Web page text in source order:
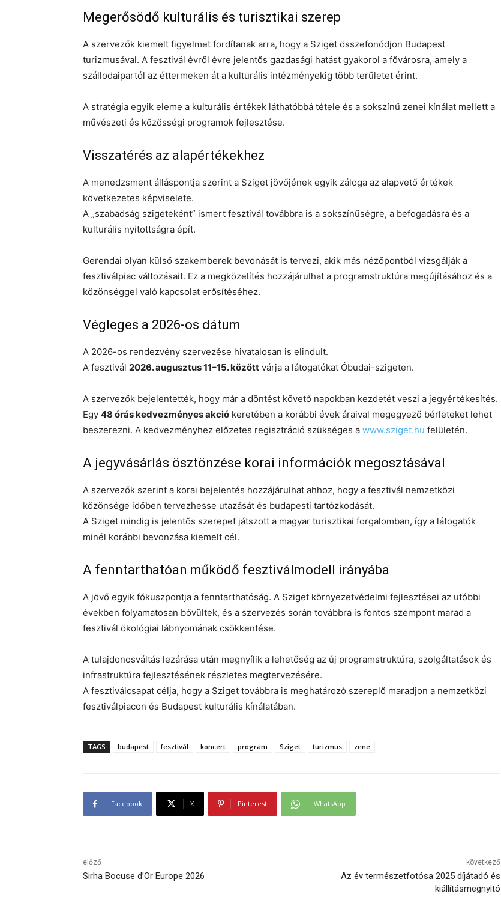
Megerősödő kulturális és turisztikai szerep
A szervezők kiemelt figyelmet fordítanak arra, hogy a Sziget összefonódjon Budapest
turizmusával. A fesztivál évről évre jelentős gazdasági hatást gyakorol a fővárosra, amely a
szállodaipartól az éttermeken át a kulturális intézményekig több területet érint.
A stratégia egyik eleme a kulturális értékek láthatóbbá tétele és a sokszínű zenei kínálat mellett a
művészeti és közösségi programok fejlesztése.
Visszatérés az alapértékekhez
A menedzsment álláspontja szerint a Sziget jövőjének egyik záloga az alapvető értékek
következetes képviselete.
A „szabadság szigeteként” ismert fesztivál továbbra is a sokszínűségre, a befogadásra és a
kulturális nyitottságra épít.
Gerendai olyan külső szakemberek bevonását is tervezi, akik más nézőpontból vizsgálják a
fesztiválpiac változásait. Ez a megközelítés hozzájárulhat a programstruktúra megújításához és a
közönséggel való kapcsolat erősítéséhez.
Végleges a 2026-os dátum
A 2026-os rendezvény szervezése hivatalosan is elindult.
A fesztivál 2026. augusztus 11–15. között várja a látogatókat Óbudai-szigeten.
A szervezők bejelentették, hogy már a döntést követő napokban kezdetét veszi a jegyértékesítés.
Egy 48 órás kedvezményes akció keretében a korábbi évek áraival megegyező bérleteket lehet
beszerezni. A kedvezményhez előzetes regisztráció szükséges a www.sziget.hu felületén.
A jegyvásárlás ösztönzése korai információk megosztásával
A szervezők szerint a korai bejelentés hozzájárulhat ahhoz, hogy a fesztivál nemzetközi
közönsége időben tervezhesse utazását és budapesti tartózkodását.
A Sziget mindig is jelentős szerepet játszott a magyar turisztikai forgalomban, így a látogatók
minél korábbi bevonzása kiemelt cél.
A fenntarthatóan működő fesztiválmodell irányába
A jövő egyik fókuszpontja a fenntarthatóság. A Sziget környezetvédelmi fejlesztései az utóbbi
években folyamatosan bővültek, és a szervezés során továbbra is fontos szempont marad a
fesztivál ökológiai lábnyomának csökkentése.
A tulajdonosváltás lezárása után megnyílik a lehetőség az új programstruktúra, szolgáltatások és
infrastruktúra fejlesztésének részletes megtervezésére.
A fesztiválcsapat célja, hogy a Sziget továbbra is meghatározó szereplő maradjon a nemzetközi
fesztiválpiacon és Budapest kulturális kínálatában.
TAGS budapest fesztivál koncert program Sziget turizmus zene
Facebook X Pinterest WhatsApp
előző
Sirha Bocuse d’Or Europe 2026
következő
Az év természetfotósa 2025 díjátadó és
kiállításmegnyitó